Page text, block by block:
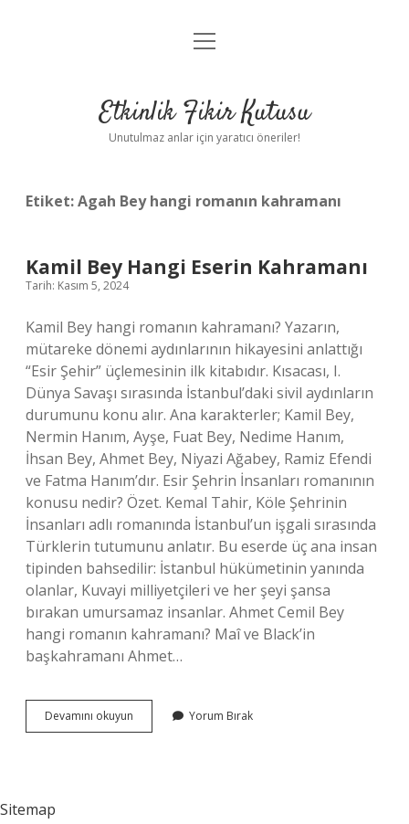
Anasayfa
Yasal Uyarı
menüyü
Etkinlik Fikir Kutusu
Unutulmaz anlar için yaratıcı öneriler!
Etiket:Agah Bey hangi romanın kahramanı
Kamil Bey Hangi Eserin Kahramanı
Tarih: Kasım 5, 2024
Kamil Bey hangi romanın kahramanı? Yazarın,
mütareke dönemi aydınlarının hikayesini anlattığı
“Esir Şehir” üçlemesinin ilk kitabıdır. Kısacası, I.
Dünya Savaşı sırasında İstanbul’daki sivil aydınların
durumunu konu alır. Ana karakterler; Kamil Bey,
Nermin Hanım, Ayşe, Fuat Bey, Nedime Hanım,
İhsan Bey, Ahmet Bey, Niyazi Ağabey, Ramiz Efendi
ve Fatma Hanım’dır. Esir Şehrin İnsanları romanının
konusu nedir? Özet. Kemal Tahir, Köle Şehrinin
İnsanları adlı romanında İstanbul’un işgali sırasında
Türklerin tutumunu anlatır. Bu eserde üç ana insan
tipinden bahsedilir: İstanbul hükümetinin yanında
olanlar, Kuvayi milliyetçileri ve her şeyi şansa
bırakan umursamaz insanlar. Ahmet Cemil Bey
hangi romanın kahramanı? Maî ve Black’in
başkahramanı Ahmet…
Devamını okuyun
Bey
Yorum Bırak
Sitemap